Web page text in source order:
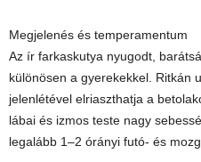
Megjelenés és temperamentum
Az ír farkaskutya nyugodt,
különösen a gyerekekkel. Ritkán
jelenlétével elriaszthatja a
lábai és izmos teste nagy
legalább 1–2 órányi futó- és